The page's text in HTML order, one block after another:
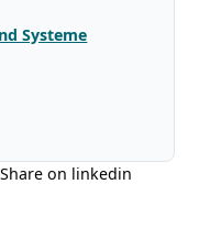
Systeme
on linkedin